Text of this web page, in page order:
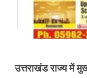
उत्तराखंड राज्य में